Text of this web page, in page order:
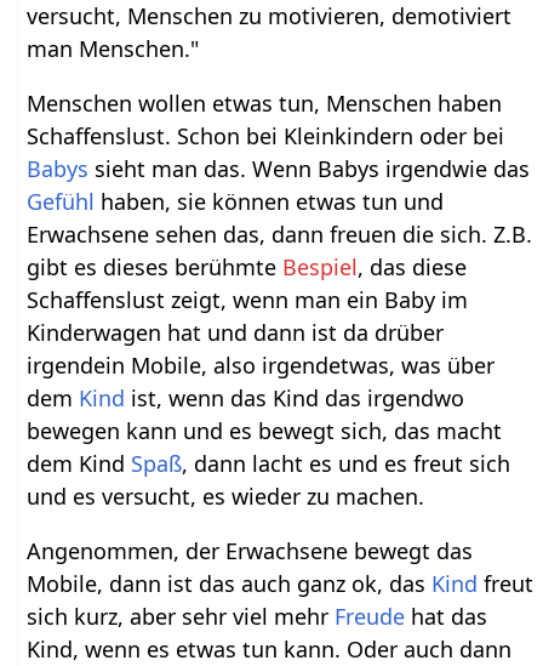
versucht, Menschen zu motivieren, demotiviert
man Menschen."
Menschen wollen etwas tun, Menschen haben
Schaffenslust. Schon bei Kleinkindern oder bei
Babys sieht man das. Wenn Babys irgendwie das
Gefühl haben, sie können etwas tun und
Erwachsene sehen das, dann freuen die sich. Z.B.
gibt es dieses berühmte Bespiel, das diese
Schaffenslust zeigt, wenn man ein Baby im
Kinderwagen hat und dann ist da drüber
irgendein Mobile, also irgendetwas, was über
dem Kind ist, wenn das Kind das irgendwo
bewegen kann und es bewegt sich, das macht
dem Kind Spaß, dann lacht es und es freut sich
und es versucht, es wieder zu machen.
Angenommen, der Erwachsene bewegt das
Mobile, dann ist das auch ganz ok, das Kind freut
sich kurz, aber sehr viel mehr Freude hat das
Kind, wenn es etwas tun kann. Oder auch dann